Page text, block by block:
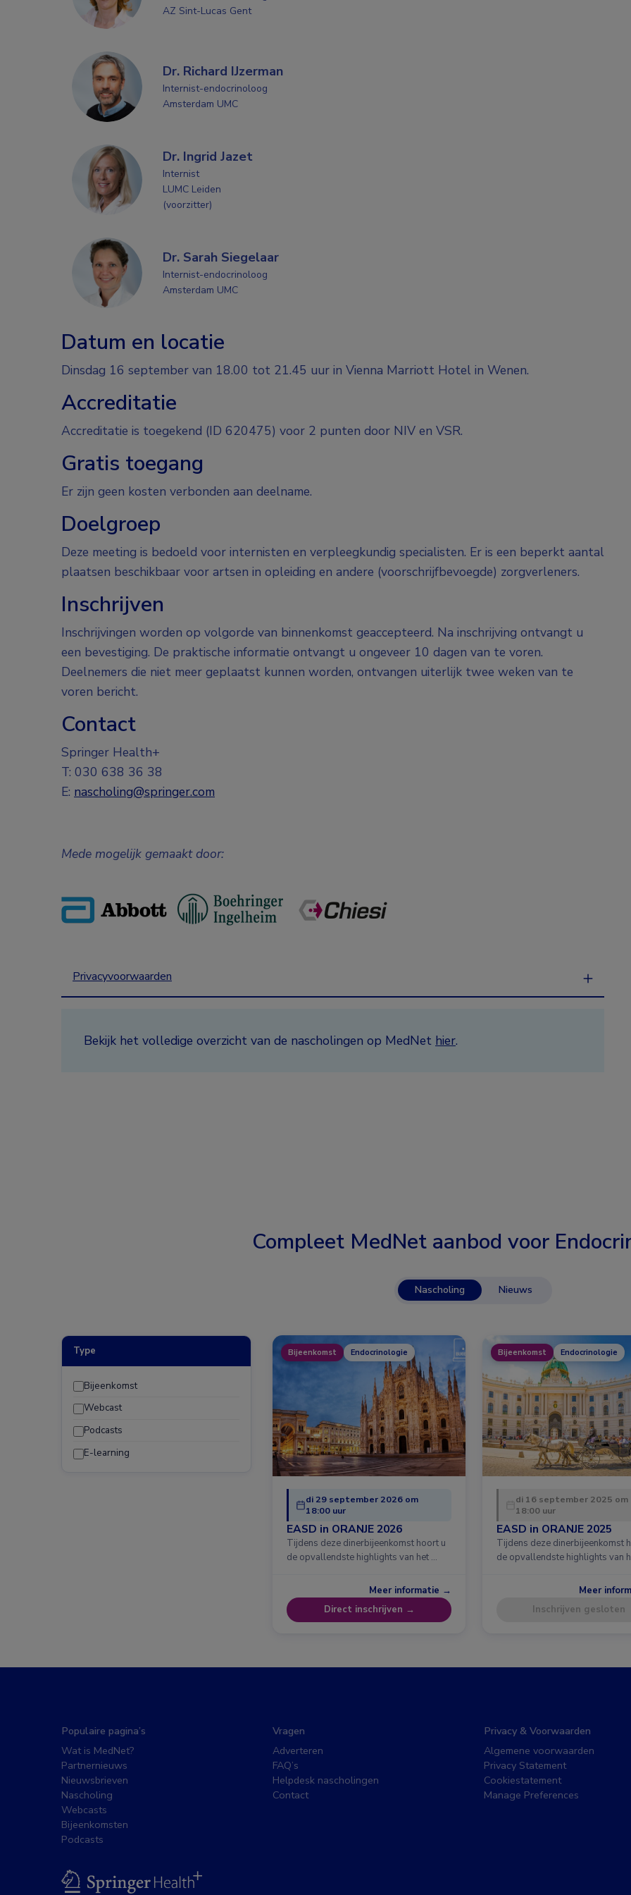
AZ Sint-Lucas Gent
Dr. Richard IJzerman
Internist-endocrinoloog
Amsterdam UMC
Dr. Ingrid Jazet
Internist
LUMC Leiden
(voorzitter)
Dr. Sarah Siegelaar
Internist-endocrinoloog
Amsterdam UMC
Datum en locatie
Dinsdag 16 september van 18.00 tot 21.45 uur in Vienna Marriott Hotel in Wenen.
Accreditatie
Accreditatie is toegekend (ID 620475) voor 2 punten door NIV en VSR.
Gratis toegang
Er zijn geen kosten verbonden aan deelname.
Doelgroep
Deze meeting is bedoeld voor internisten en verpleegkundig specialisten. Er is een beperkt aantal
plaatsen beschikbaar voor artsen in opleiding en andere (voorschrijfbevoegde) zorgverleners.
Inschrijven
Inschrijvingen worden op volgorde van binnenkomst geaccepteerd. Na inschrijving ontvangt u
een bevestiging. De praktische informatie ontvangt u ongeveer 10 dagen van te voren.
Deelnemers die niet meer geplaatst kunnen worden, ontvangen uiterlijk twee weken van te
voren bericht.
Contact
Springer Health+
T: 030 638 36 38
E: nascholing@springer.com
Mede mogelijk gemaakt door:
Privacyvoorwaarden
Bekijk het volledige overzicht van de nascholingen op MedNet hier.
Compleet MedNet aanbod voor
Nascholing Nieuws
Type
Bijeenkomst
Webcast
Podcasts
E-learning
Bijeenkomst Endocrinologie
di 29 september 2026 om
18:00 uur
EASD in ORANJE 2026
Tijdens deze dinerbijeenkomst hoort u
de opvallendste highlights van het …
Meer informatie →
Direct inschrijven →
Bijeenkomst Endocrinologie
di 16 september 2025 om
18:00 uur
EASD in ORANJE 2025
Tijdens deze dinerbijeenkomst
de opvallendste highlights van
Meer
Inschrijven gesloten
Populaire pagina’s
Wat is MedNet?
Partnernieuws
Nieuwsbrieven
Nascholing
Webcasts
Bijeenkomsten
Podcasts
Vragen
Adverteren
FAQ’s
Helpdesk nascholingen
Contact
Privacy & Voorwaarden
Algemene voorwaarden
Privacy Statement
Cookiestatement
Manage Preferences
BSL